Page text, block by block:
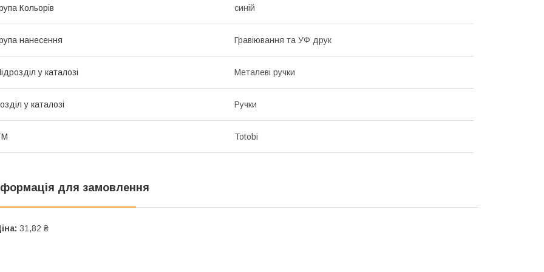
Кольорів синій
нанесення Гравіювання та УФ друк
у каталозі Металеві ручки
у каталозі Ручки
Totobi
для замовлення
31,82 ₴